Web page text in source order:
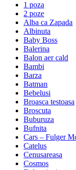
1 poza
2 poze
Alba ca Zapada
Albinuta
Baby Boss
Balerina
Balon aer cald
Bambi
Barza
Batman
Bebelusi
Broasca testoasa
Broscuta
Buburuza
Bufnita
Cars – Fulger
Catelus
Cenusareasa
Cosmos